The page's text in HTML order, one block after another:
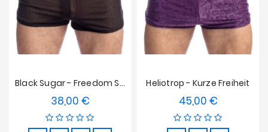
Black Sugar - Freedom Short
38,00 €Preis
Heliotrop - Kurze Freiheit
45,00 €Preis